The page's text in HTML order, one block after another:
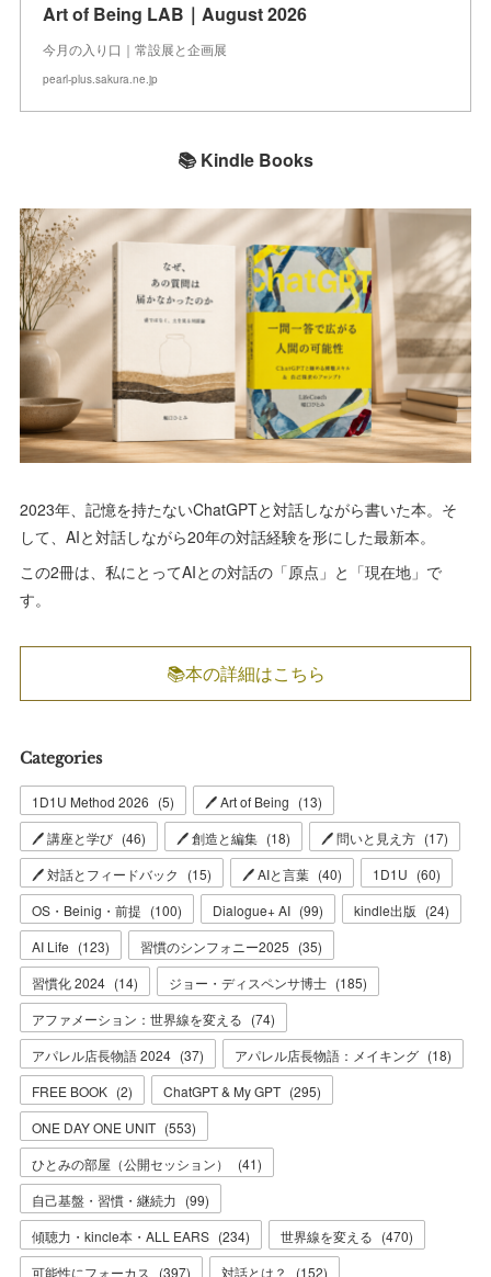
Art of Being LAB｜August 2026
今月の入り口｜常設展と企画展
pearl-plus.sakura.ne.jp
📚 Kindle Books
2023年、記憶を持たないChatGPTと対話しながら書いた本。そ
して、AIと対話しながら20年の対話経験を形にした最新本。
この2冊は、私にとってAIとの対話の「原点」と「現在地」で
す。
📚本の詳細はこちら
Categories
1D1U Method 2026 (5) 🖊 Art of Being (13)
🖊 講座と学び (46) 🖊 創造と編集 (18) 🖊 問いと見え方 (17)
🖊 対話とフィードバック
(15) 🖊 AIと言葉 (40) 1D1U (60)
OS・Beinig・前提 (100) Dialogue+ AI (99) kindle出版 (24)
AI Life (123) 習慣のシンフォニー2025 (35)
習慣化 2024 (14) ジョー・ディスペンサ博士 (185)
アファメーション：世界線を変える (74)
アパレル店長物語 2024 (37) アパレル店長物語：メイキング (18)
FREE BOOK (2) ChatGPT & My GPT (295)
ONE DAY ONE UNIT (553)
ひとみの部屋（公開セッション）
(41)
自己基盤・習慣・継続力 (99)
傾聴力・kincle本・ALL EARS (234) 世界線を変える (470)
可能性にフォーカス
(397) 対話とは？ (152)